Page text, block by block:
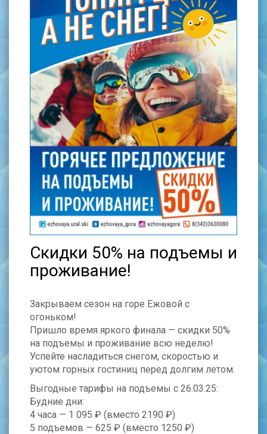
Скидки 50% на подъемы и
проживание!
Закрываем сезон на горе Ежовой с
огоньком!
Пришло время яркого финала — скидки 50%
на подъемы и проживание всю неделю!
Успейте насладиться снегом, скоростью и
уютом горных гостиниц перед долгим летом.
Выгодные тарифы на подъемы с 26.03.25:
Будние дни:
4 часа — 1 095 ₽ (вместо 2190 ₽)
5 подъемов — 625 ₽ (вместо 1250 ₽)